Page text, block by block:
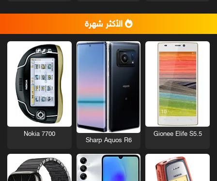
الأكثر شهرة
Gionee Elife S5.5
Sharp Aquos R6
Nokia 7700